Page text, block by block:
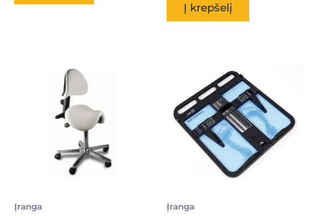
Į krepšelį
Įranga Įranga